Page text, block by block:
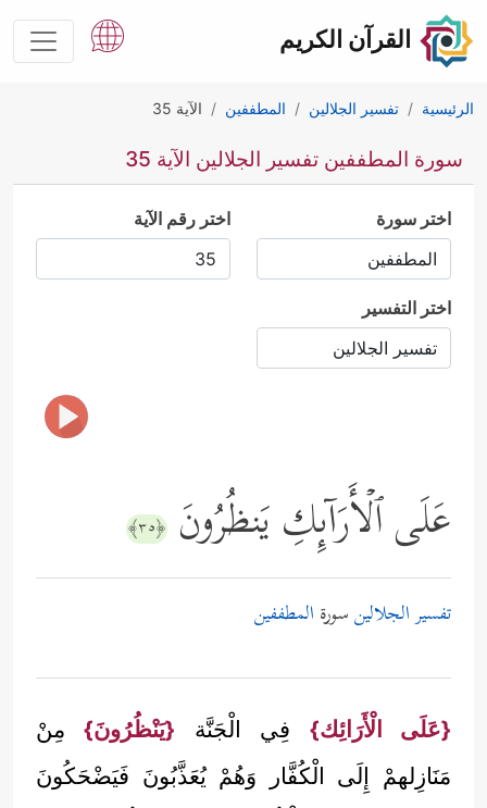
القرآن الكريم
الرئيسية تفسير الجلالين المطففين الآية 35
سورة المطففين تفسير الجلالين الآية 35
اختر سورة اختر رقم الآية
اختر التفسير
عَلَى ٱلۡأَرَاۤىِٕكِ یَنظُرُونَ ﴿٣٥﴾
تفسير الجلالينسورة المطففين
{عَلَى الْأَرَائِك} فِي الْجَنَّة {يَنْظُرُونَ}مِنْ
مَنَازِلهمْ إِلَى الْكُفَّار وَهُمْ يُعَذَّبُونَ فَيَضْحَكُونَ